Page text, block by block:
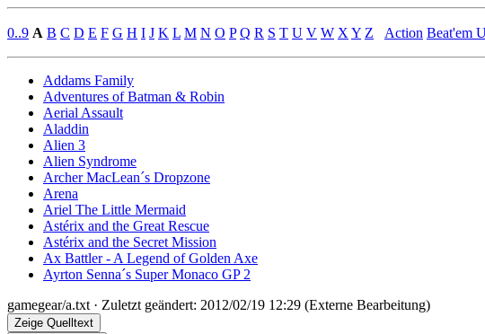
0..9 A B C D E F G H I J K L M N O P Q R S T U V W X Y Z Action Beat'em
Addams Family
Adventures of Batman & Robin
Aerial Assault
Aladdin
Alien 3
Alien Syndrome
Archer MacLean´s Dropzone
Arena
Ariel The Little Mermaid
Astérix and the Great Rescue
Astérix and the Secret Mission
Ax Battler - A Legend of Golden Axe
Ayrton Senna´s Super Monaco GP 2
gamegear/a.txt · Zuletzt geändert: 2012/02/19 12:29 (Externe Bearbeitung)
Zeige Quelltext